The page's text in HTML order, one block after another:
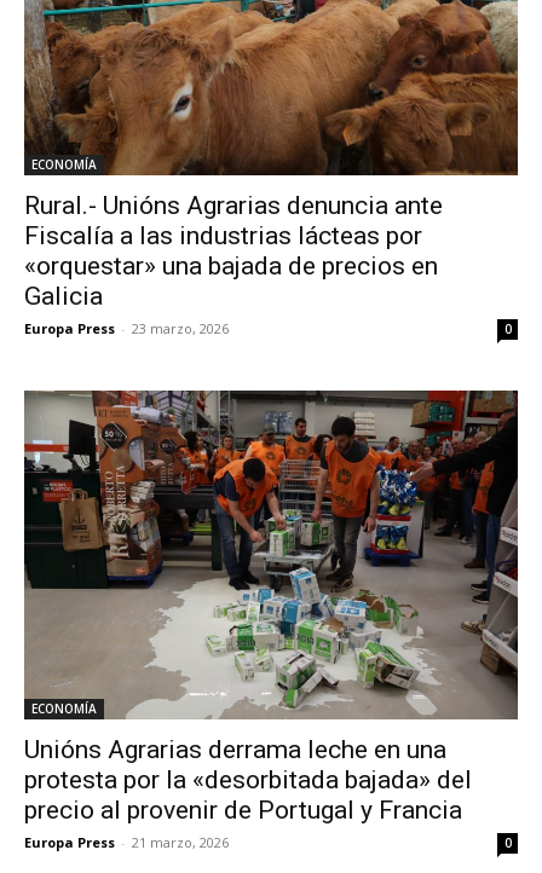
ECONOMÍA
Rural.- Unións Agrarias denuncia ante
Fiscalía a las industrias lácteas por
«orquestar» una bajada de precios en
Galicia
Europa Press - 23 marzo, 2026 0
ECONOMÍA
Unións Agrarias derrama leche en una
protesta por la «desorbitada bajada» del
precio al provenir de Portugal y Francia
Europa Press - 21 marzo, 2026 0